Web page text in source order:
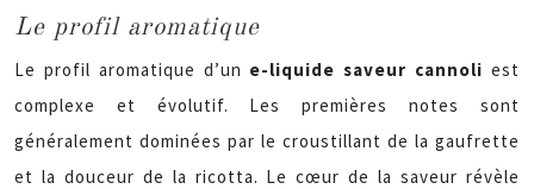
Le profil aromatique
Le profil aromatique d’un e-liquide saveur cannoliest
complexe et évolutif. Les premières notes sont
généralement dominées par le croustillant de la gaufrette
et la douceur de la ricotta. Le cœur de la saveur révèle